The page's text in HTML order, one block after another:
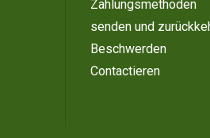
Zahlungsmethoden
senden und
Beschwerden
Contactieren